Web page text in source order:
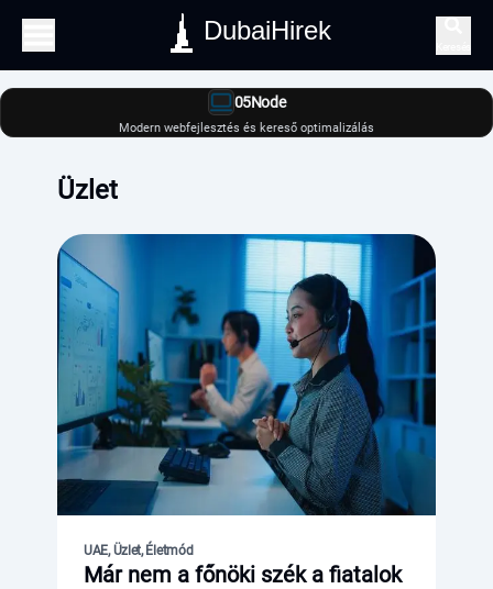
DubaiHirek
05Node
Modern webfejlesztés és kereső optimalizálás
Üzlet
UAE, Üzlet, Életmód
Már nem a főnöki szék a fiatalok